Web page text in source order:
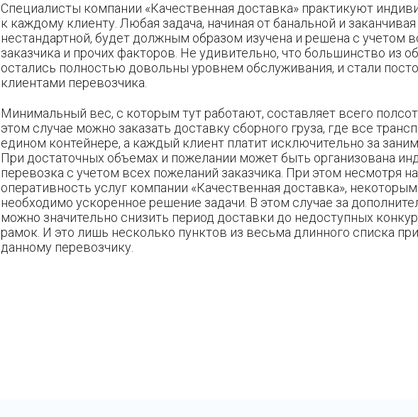
Специалисты компании «Качественная доставка» практикуют
к каждому клиенту. Любая задача, начиная от банальной и
нестандартной, будет должным образом изучена и решена с учетом
заказчика и прочих факторов. Не удивительно, что большинство из
остались полностью довольны уровнем обслуживания, и стали
клиентами перевозчика.
Минимальный вес, с которым тут работают, составляет всего
этом случае можно заказать доставку сборного груза, где все
едином контейнере, а каждый клиент платит исключительно за
При достаточных объемах и пожелании может быть организована
перевозка с учетом всех пожеланий заказчика. При этом несмотря
оперативность услуг компании «Качественная доставка»,
необходимо ускоренное решение задачи. В этом случае за
можно значительно снизить период доставки до недоступных
рамок. И это лишь несколько пунктов из весьма длинного списка
данному перевозчику.